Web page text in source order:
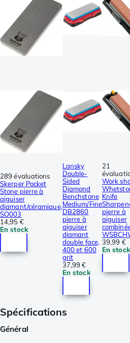
289 évaluations
Skerper Pocket
Stone pierre à
aiguiser
diamant/céramique,
SO003
14,95 €
En stock
Lansky
Double-
Sided
Diamond
Benchstone
Medium/Fine
DB2860
pierre à
aiguiser
diamant
double face,
400 et 600
grit
37,99 €
En stock
21
Work
Knife
pierre à
aiguiser
39,99 €
En stock
Spécifications
Général